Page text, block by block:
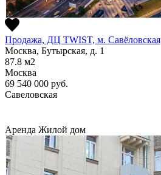
Продажа, ДЦ TWIST, м.
Москва, Бутырская, д. 1
87.8 м2
Москва
69 540 000 руб.
Савеловская
Аренда Жилой дом